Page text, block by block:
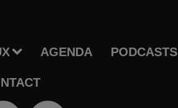
AGENDA PODCASTS